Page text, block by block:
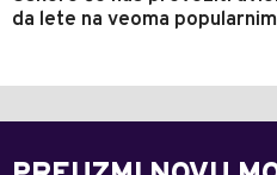
da lete na veoma